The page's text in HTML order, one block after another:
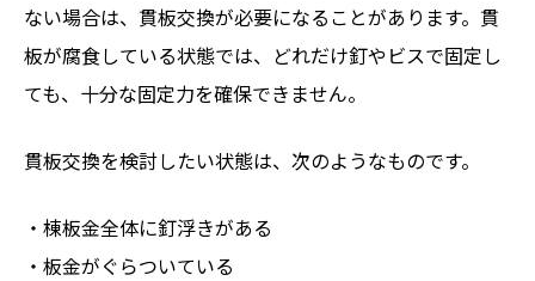
ない場合は、貫板交換が必要になることがあります。貫
板が腐食している状態では、どれだけ釘やビスで固定し
ても、十分な固定力を確保できません。
貫板交換を検討したい状態は、次のようなものです。
・棟板金全体に釘浮きがある
・板金がぐらついている